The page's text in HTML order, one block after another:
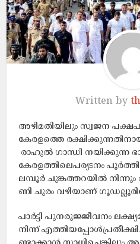
Written by
അഴിമതിയിലും സ്വജന
കേരളത്തെ
രാഹുൽ ഗാന്ധി നയിക്കുന്ന
കേരളത്തിലെപര്യടനം
ലമ്പൂർ ചുങ്കത്തറയിൽ നിന്നും
ണി ചുരം വഴിയാണ്
പാർട്ടി പുനരുജ്ജീവനം
നിന്ന്